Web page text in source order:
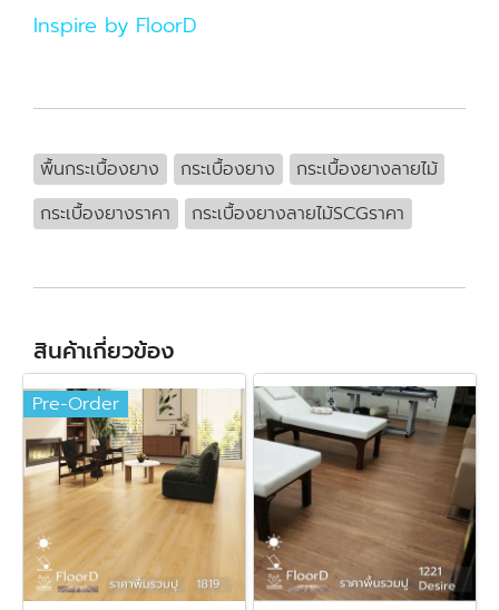
Inspire by FloorD
พื้นกระเบื้องยาง กระเบื้องยาง
กระเบื้องยางลายไม้
กระเบื้องยางราคา
กระเบื้องยางลายไม้SCGราคา
สินค้าเกี่ยวข้อง
Pre-Order